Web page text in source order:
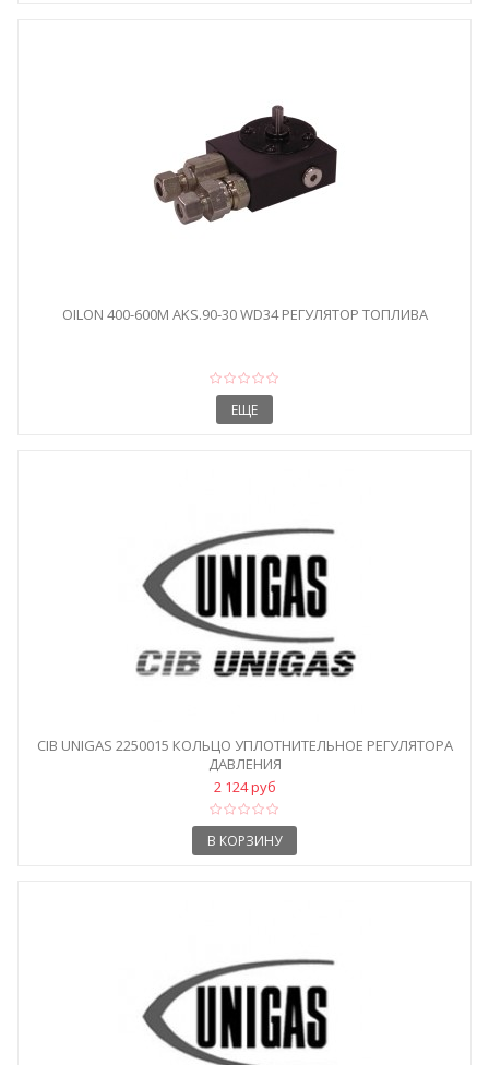
OILON 400-600M AKS.90-30 WD34 РЕГУЛЯТОР ТОПЛИВА
ЕЩЕ
CIB UNIGAS 2250015 КОЛЬЦО УПЛОТНИТЕЛЬНОЕ РЕГУЛЯТОРА
ДАВЛЕНИЯ
2 124 руб
В КОРЗИНУ